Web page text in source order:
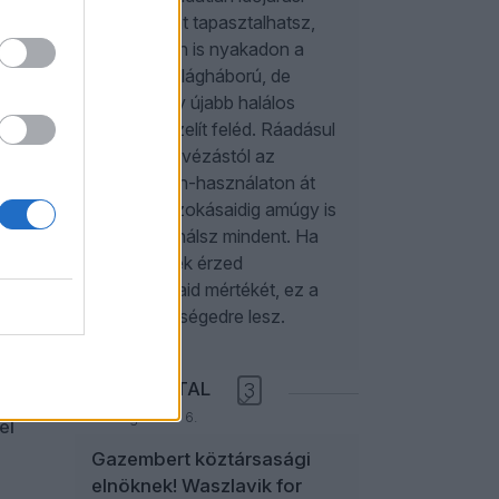
azt
akár
anomáliákat tapasztalhatsz,
és különben is nyakadon a
harmadik világháború, de
addig is egy újabb halálos
járvány közelít feléd. Ráadásul
a reggeli kávézástól az
okostelefon-használaton át
az alvási szokásaidig amúgy is
rosszul csinálsz mindent. Ha
elégtelennek érzed
szorongásaid mértékét, ez a
cikk a segítségedre lesz.
ANIKAY ANTAL
2026. augusztus 6.
3
Gazembert köztársasági
elnöknek! Waszlavik for